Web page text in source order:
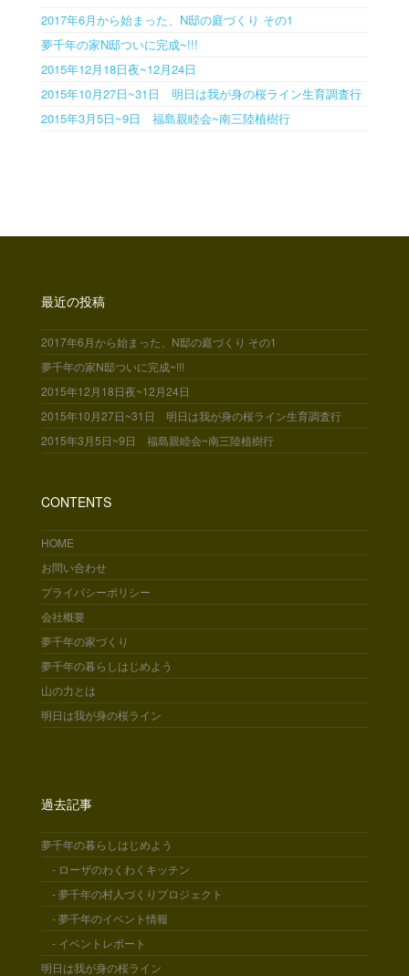
2017年6月から始まった、N邸の庭づくり その1
夢千年の家N邸ついに完成~!!!
2015年12月18日夜~12月24日
2015年10月27日~31日 明日は我が身の桜ライン生育調査行
2015年3月5日~9日 福島親睦会~南三陸植樹行
最近の投稿
2017年6月から始まった、N邸の庭づくり その1
夢千年の家N邸ついに完成~!!!
2015年12月18日夜~12月24日
2015年10月27日~31日 明日は我が身の桜ライン生育調査行
2015年3月5日~9日 福島親睦会~南三陸植樹行
CONTENTS
HOME
お問い合わせ
プライバシーポリシー
会社概要
夢千年の家づくり
夢千年の暮らしはじめよう
山の力とは
明日は我が身の桜ライン
過去記事
夢千年の暮らしはじめよう
- ローザのわくわくキッチン
- 夢千年の村人づくりプロジェクト
- 夢千年のイベント情報
- イベントレポート
明日は我が身の桜ライン